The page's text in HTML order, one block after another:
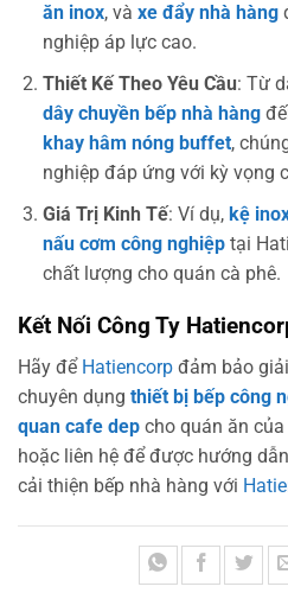
ăn inox, và xe đẩy nhà hàng
nghiệp áp lực cao.
Thiết Kế Theo Yêu Cầu: Từ
dây chuyền bếp nhà hàng
khay hâm nóng buffet,
nghiệp đáp ứng với kỳ vọng
Giá Trị Kinh Tế: Ví dụ, kệ
nấu cơm công nghiệptại
chất lượng cho quán cà phê.
Kết Nối Công Ty
Hãy để Hatiencorp đảm bảo
chuyên dụng thiết bị bếp công
quan cafe dep cho quán ăn
hoặc liên hệ để được hướng
cải thiện bếp nhà hàng với